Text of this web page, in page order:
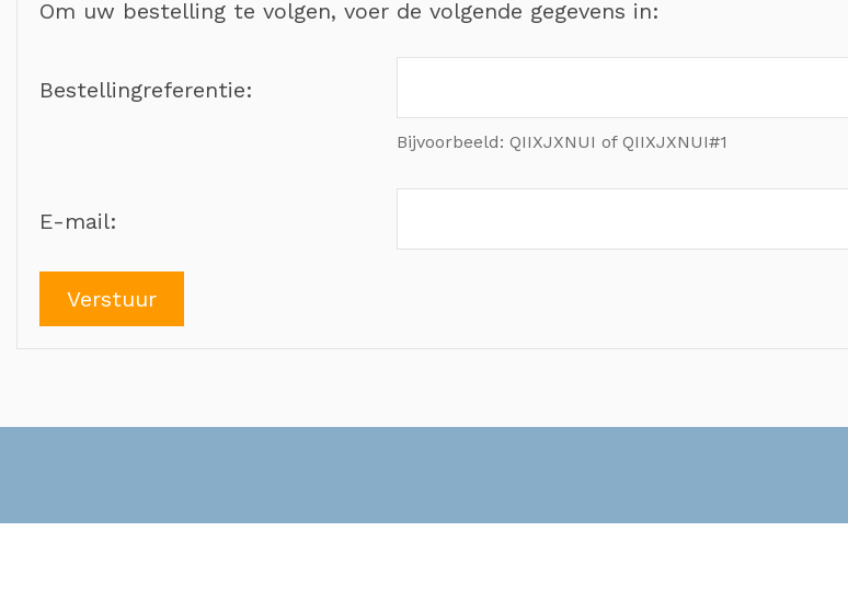
Om uw bestelling te volgen, voer de volgende gegevens in:
Bestellingreferentie:
Bijvoorbeeld: QIIXJXNUI of QIIXJXNUI#1
E-mail:
Verstuur